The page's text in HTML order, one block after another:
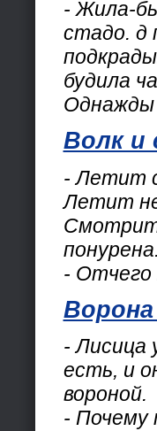
- Жила-
стадо. д
будила
Однажды
Волк и
- Летит
Летит
- Отчего
- Лисица
есть, и
вороной.
- Почему